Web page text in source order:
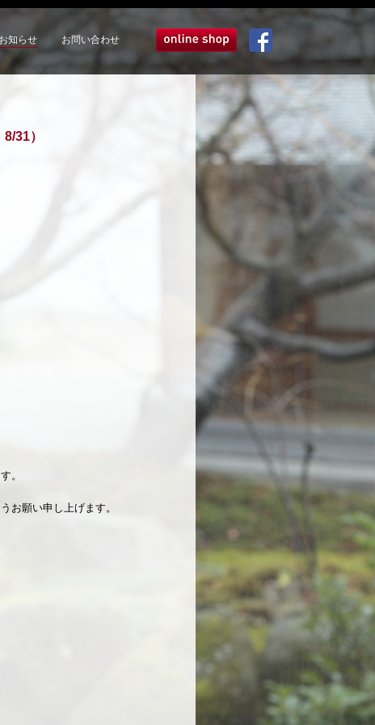
お知らせ お問い合わせ オンラインショップ
31）
。
お願い申し上げます。